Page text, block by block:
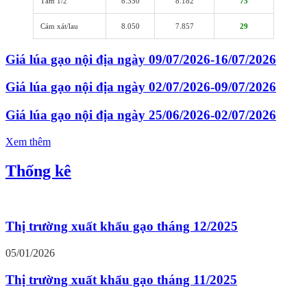
Cám xát/lau 8.050 7.857 29
Giá lúa gạo nội địa ngày 09/07/2026-16/07/2026
Giá lúa gạo nội địa ngày 02/07/2026-09/07/2026
Giá lúa gạo nội địa ngày 25/06/2026-02/07/2026
Xem thêm
Thống kê
Thị trường xuất khẩu gạo tháng 12/2025
05/01/2026
Thị trường xuất khẩu gạo tháng 11/2025